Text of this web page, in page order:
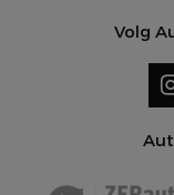
Volg